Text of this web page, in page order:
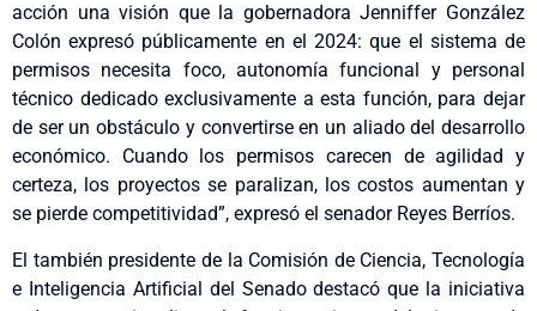
acción una visión que la gobernadora Jenniffer González
Colón expresó públicamente en el 2024: que el sistema de
permisos necesita foco, autonomía funcional y personal
técnico dedicado exclusivamente a esta función, para dejar
de ser un obstáculo y convertirse en un aliado del desarrollo
económico. Cuando los permisos carecen de agilidad y
certeza, los proyectos se paralizan, los costos aumentan y
se pierde competitividad”, expresó el senador Reyes Berríos.
El también presidente de la Comisión de Ciencia, Tecnología
e Inteligencia Artificial del Senado destacó que la iniciativa